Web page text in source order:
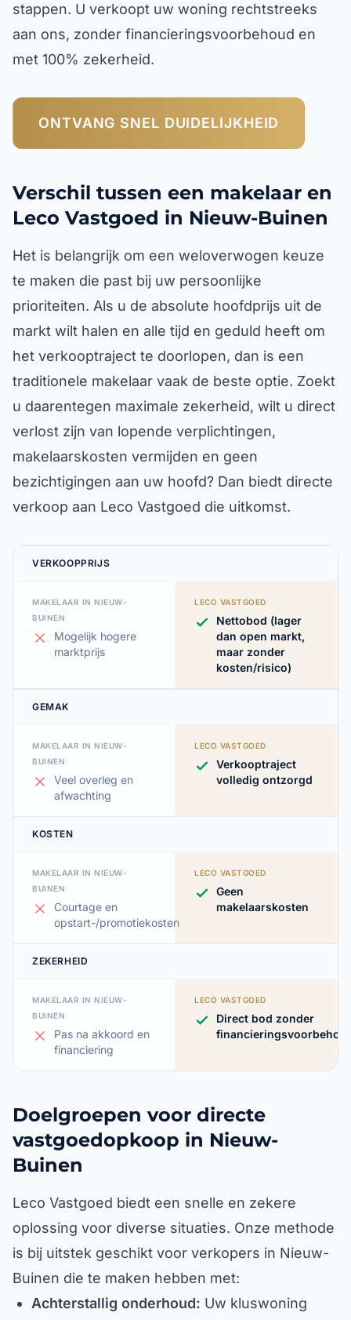
stappen. U verkoopt uw woning rechtstreeks
aan ons, zonder financieringsvoorbehoud en
met 100% zekerheid.
ONTVANG SNEL DUIDELIJKHEID
Verschil tussen een makelaar en
Leco Vastgoed in Nieuw-Buinen
Het is belangrijk om een weloverwogen keuze
te maken die past bij uw persoonlijke
prioriteiten. Als u de absolute hoofdprijs uit de
markt wilt halen en alle tijd en geduld heeft om
het verkooptraject te doorlopen, dan is een
traditionele makelaar vaak de beste optie. Zoekt
u daarentegen maximale zekerheid, wilt u direct
verlost zijn van lopende verplichtingen,
makelaarskosten vermijden en geen
bezichtigingen aan uw hoofd? Dan biedt directe
verkoop aan Leco Vastgoed die uitkomst.
VERKOOPPRIJS
MAKELAAR IN NIEUW-
BUINEN
Mogelijk hogere
marktprijs
LECO VASTGOED
Nettobod (lager
dan open markt,
maar zonder
kosten/risico)
GEMAK
MAKELAAR IN NIEUW-
BUINEN
Veel overleg en
afwachting
LECO VASTGOED
Verkooptraject
volledig ontzorgd
KOSTEN
MAKELAAR IN NIEUW-
BUINEN
Courtage en
opstart-/promotiekosten
LECO VASTGOED
Geen
makelaarskosten
ZEKERHEID
MAKELAAR IN NIEUW-
BUINEN
Pas na akkoord en
financiering
LECO VASTGOED
Direct bod zonder
Doelgroepen voor directe
vastgoedopkoop in Nieuw-
Buinen
Leco Vastgoed biedt een snelle en zekere
oplossing voor diverse situaties. Onze methode
is bij uitstek geschikt voor verkopers in Nieuw-
Buinen die te maken hebben met:
Achterstallig onderhoud: Uw kluswoning